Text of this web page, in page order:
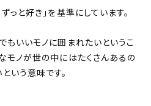
っと好き」を基準にしています。
もいいモノに囲まれたいというこ
モノが世の中にはたくさんあるの
いう意味です。